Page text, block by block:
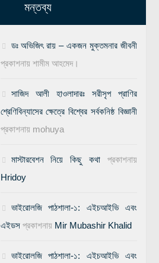
মন্তব্য
ডঃ অভিজিৎ রায় – একজন মুক্তমনার জীবনী
প্রকাশনায় শামীম আহমেদ।
সাজিদ আলী হাওলাদারঃ সরীসৃপ প্রাণির
শ্রেণিবিন্যাসের ক্ষেত্রে বিশ্বের সর্বকনিষ্ঠ বিজ্ঞানী
প্রকাশনায় mohuya
মাস্টারবেশন নিয়ে কিছু কথাপ্রকাশনায়
Hridoy
ভাইরোলজি পাঠশালা-১: এইচআইভি এবং
এইডসপ্রকাশনায় Mir Mubashir Khalid
ভাইরোলজি পাঠশালা-১: এইচআইভি এবং